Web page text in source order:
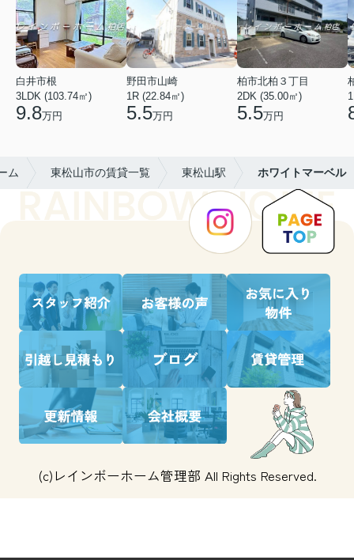
白井市根
3LDK (103.74㎡)
9.8万円
野田市山崎
1R (22.84㎡)
5.5万円
柏市北柏３丁目
2DK (35.00㎡)
5.5万円
ム 東松山市の賃貸一覧 東松山駅 ホワイトマーベル
(c)レインボーホーム管理部 All Rights Reserved.